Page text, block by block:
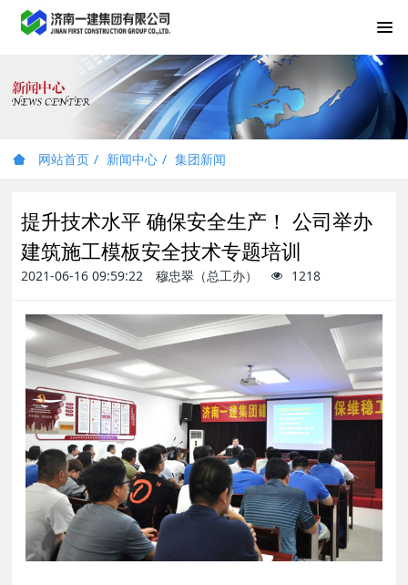
网站首页 新闻中心 集团新闻
提升技术水平 确保安全生产！ 公司举办
建筑施工模板安全技术专题培训
2021-06-16 09:59:22 穆忠翠（总工办） 1218